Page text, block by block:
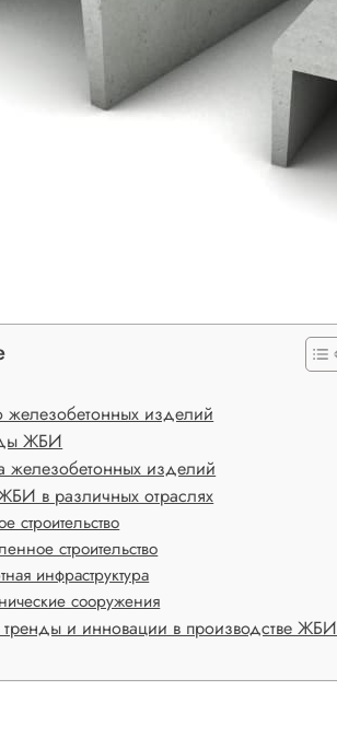
железобетонных изделий
ЖБИ
железобетонных изделий
в различных отраслях
строительство
строительство
инфраструктура
сооружения
и инновации в производстве ЖБИ